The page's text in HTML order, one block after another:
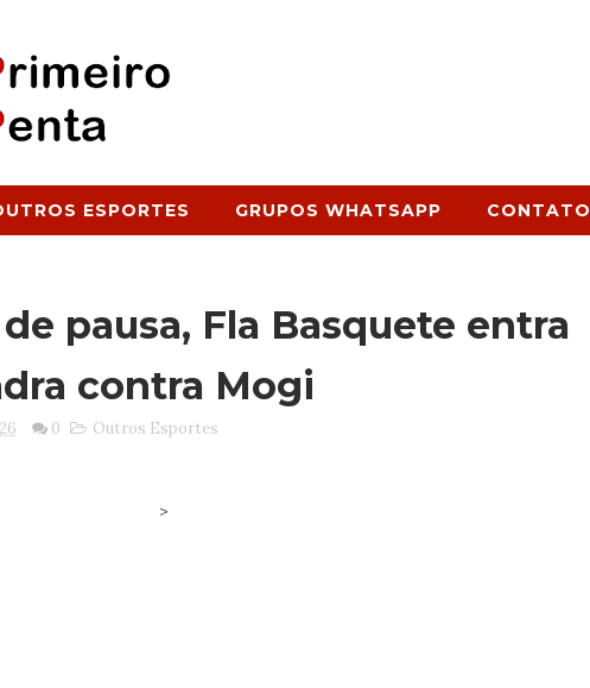
ESPORTES GRUPOS WHATSAPP CONTATO
pausa, Fla Basquete entra
contra Mogi
0 Outros Esportes
>